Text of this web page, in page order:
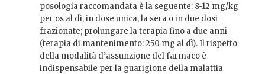
posologia raccomandata è la seguente: 8-12 mg/kg
per os al dì, in dose unica, la sera o in due dosi
frazionate; prolungare la terapia fino a due anni
(terapia di mantenimento: 250 mg al dì). Il rispetto
della modalità d’assunzione del farmaco è
indispensabile per la guarigione della malattia